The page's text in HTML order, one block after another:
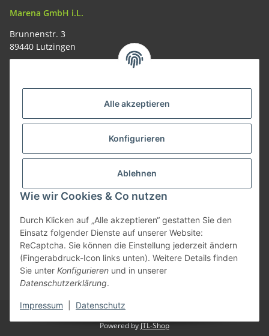
Alle akzeptieren
Konfigurieren
Ablehnen
Wie wir Cookies & Co nutzen
Durch Klicken auf „Alle akzeptieren“ gestatten Sie den
Einsatz folgender Dienste auf unserer Website:
ReCaptcha. Sie können die Einstellung jederzeit ändern
(Fingerabdruck-Icon links unten). Weitere Details finden
Sie unter Konfigurieren und in unserer
Datenschutzerklärung.
Impressum Datenschutz
Marena GmbH i.L.
Brunnenstr. 3
89440 Lutzingen
Vertrag widerrufen
* Alle Preise inkl. gesetzlicher USt., zzgl.Versand
Powered by JTL-Shop